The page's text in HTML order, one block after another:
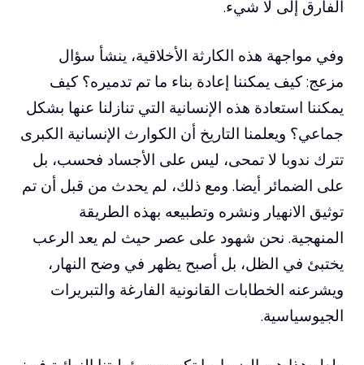
الفارق إلى لا شيء.
وفي مواجهة هذه الكارثة الأخلاقية، ينشأ سؤال
مزعج: كيف يمكننا إعادة بناء ما تم تدميره؟ كيف
يمكننا استعادة هذه الإنسانية التي تنازلنا عنها بشكل
جماعي؟ ويعلمنا التاريخ أن الكوارث الإنسانية الكبرى
تترك ندوبا لا تمحى، ليس على الأجساد فحسب، بل
على الضمائر أيضا. ومع ذلك، لم يحدث من قبل أن تم
توثيق الانهيار ونشره وتطبيعه بهذه الطريقة
المنهجية. نحن شهود على عصر حيث لم يعد الرعب
يختبئ في الظل، بل أصبح يظهر في وضح النهار،
ويشرعنه الخطابات القانونية الفارغة والتبريرات
الجيوسياسية.